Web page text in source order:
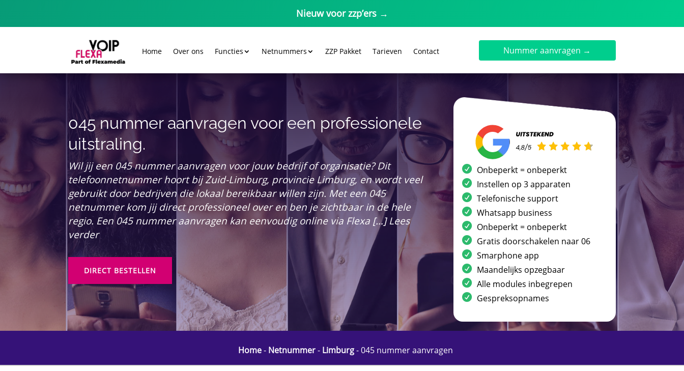
Nieuw voor zzp’ers →
Home Over ons Functies Netnummers ZZP Pakket Tarieven Contact Nummer aanvragen →
045 nummer aanvragen voor een professionele
uitstraling.
Wil jij een 045 nummer aanvragen voor jouw bedrijf of organisatie? Dit
telefoonnetnummer hoort bij Zuid-Limburg, provincie Limburg, en wordt veel
gebruikt door bedrijven die lokaal bereikbaar willen zijn. Met een 045
netnummer kom jij direct professioneel over en ben je zichtbaar in de hele
regio. Een 045 nummer aanvragen kan eenvoudig online via Flexa […] Lees
verder
DIRECT BESTELLEN
Onbeperkt = onbeperkt
Instellen op 3 apparaten
Telefonische support
Whatsapp business
Onbeperkt = onbeperkt
Gratis doorschakelen naar 06
Smarphone app
Maandelijks opzegbaar
Alle modules inbegrepen
Gespreksopnames
Home- Netnummer- Limburg-045 nummer aanvragen